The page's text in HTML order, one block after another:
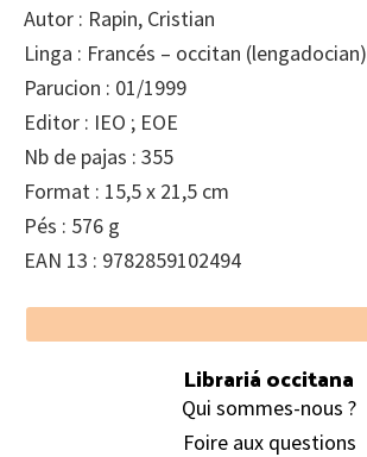
Autor : Rapin, Cristian
Linga : Francés – occitan (lengadocian)
Parucion : 01/1999
Editor : IEO ; EOE
Nb de pajas : 355
Format : 15,5 x 21,5 cm
Pés : 576 g
EAN 13 : 9782859102494
Footer
Librariá occitana
Qui sommes-nous ?
Foire aux questions